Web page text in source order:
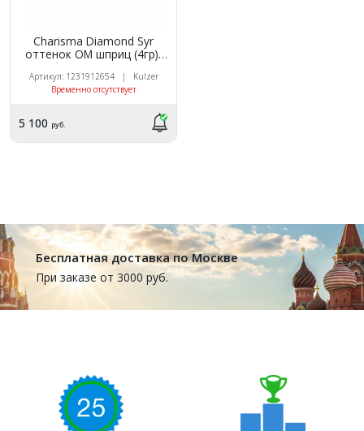
Charisma Diamond Syr
оттенок OM шприц (4гр),
Артикул: 1231912654 | Kulzer
Временно отсутствует
5 100 руб.
Бесплатная доставка по Москве
При заказе от 3000 руб.